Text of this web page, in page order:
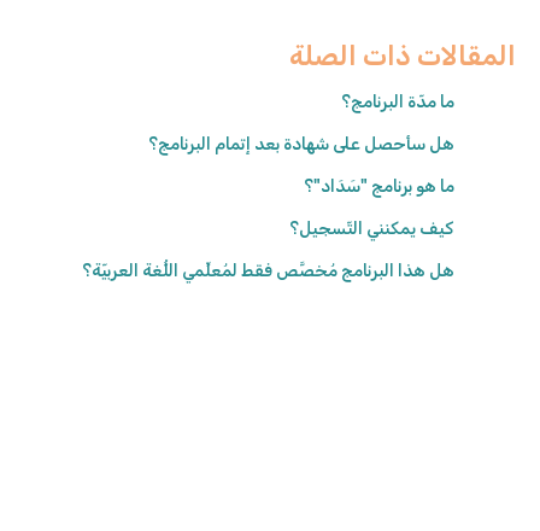
المقالات ذات الصلة
ما مدّة البرنامج؟
هل سأحصل على شهادة بعد إتمام البرنامج؟
ما هو برنامج "سَدَاد"؟
كيف يمكنني التّسجيل؟
هل هذا البرنامج مُخصَّص فقط لمُعلِّمي اللُّغة العربيّة؟